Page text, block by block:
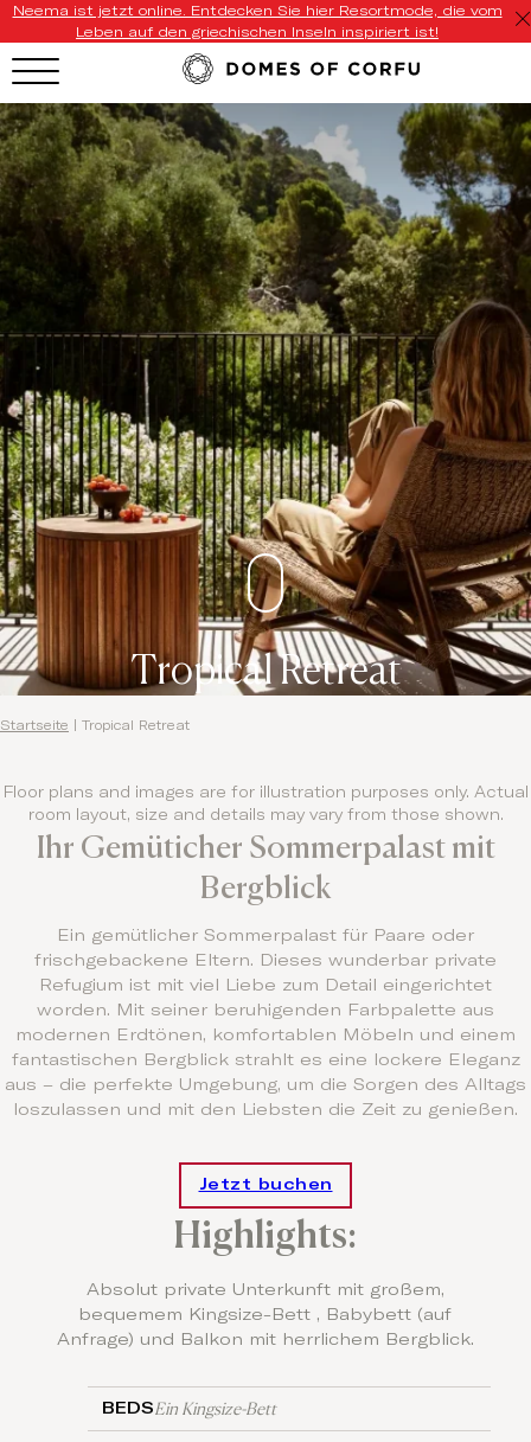
Neema ist jetzt online. Entdecken Sie hier Resortmode, die vom
Leben auf den griechischen Inseln inspiriert ist!
Tropical Retreat
Startseite Tropical Retreat
Floor plans and images are for illustration purposes only. Actual
room layout, size and details may vary from those shown.
Ihr Gemüticher Sommerpalast mit
Bergblick
Ein gemütlicher Sommerpalast für Paare oder
frischgebackene Eltern. Dieses wunderbar private
Refugium ist mit viel Liebe zum Detail eingerichtet
worden. Mit seiner beruhigenden Farbpalette aus
modernen Erdtönen, komfortablen Möbeln und einem
fantastischen Bergblick strahlt es eine lockere Eleganz
aus – die perfekte Umgebung, um die Sorgen des Alltags
loszulassen und mit den Liebsten die Zeit zu genießen.
Jetzt buchen
Highlights:
Absolut private Unterkunft mit großem,
bequemem Kingsize-Bett , Babybett (auf
Anfrage) und Balkon mit herrlichem Bergblick.
BEDSEin Kingsize-Bett